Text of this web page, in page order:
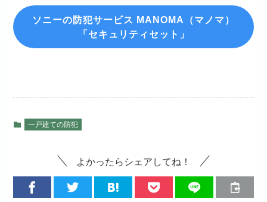
ソニーの防犯サービス MANOMA（マノマ）
「セキュリティセット」
一戸建ての防犯
よかったらシェアしてね！